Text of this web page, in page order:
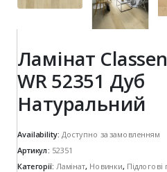
Ламінат
WR 52351 Дуб
Натуральний
Availability: Доступно за замовленням
Артикул: 52351
Категорії: Ламінат, Новинки, Підлогові